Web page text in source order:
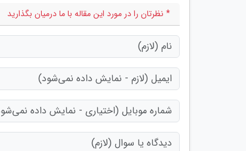
* نظرتان را در مورد این مقاله با ما درمیان بگذارید